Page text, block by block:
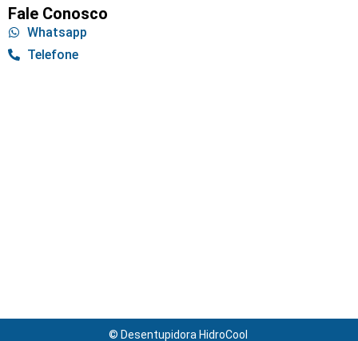
Fale Conosco
Whatsapp
Telefone
© Desentupidora HidroCool